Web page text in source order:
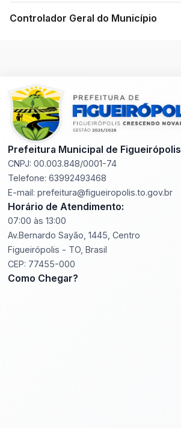
Controlador Geral do Município
Prefeitura Municipal de Figueirópolis
CNPJ: 00.003.848/0001-74
Telefone: 63992493468
E-mail: prefeitura@figueiropolis.to.gov.br
Horário de Atendimento:
07:00 às 13:00
Av.Bernardo Sayão, 1445, Centro
Figueirópolis - TO, Brasil
CEP: 77455-000
Como Chegar?